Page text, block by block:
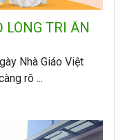
LÒNG TRI ÂN
Nhà Giáo Việt
rõ ...